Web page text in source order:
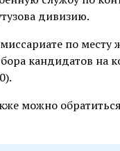
дивизию.
по месту
кандидатов на
можно